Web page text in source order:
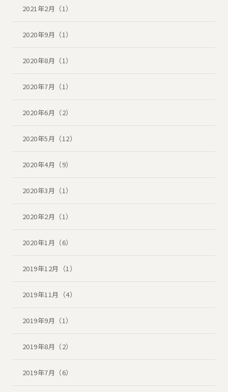
2021年2月（1）
2020年9月（1）
2020年8月（1）
2020年7月（1）
2020年6月（2）
2020年5月（12）
2020年4月（9）
2020年3月（1）
2020年2月（1）
2020年1月（6）
2019年12月（1）
2019年11月（4）
2019年9月（1）
2019年8月（2）
2019年7月（6）